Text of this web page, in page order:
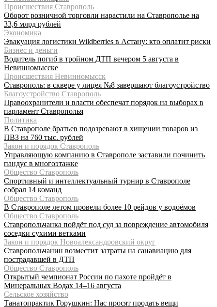
Происшествия Ставрополь
Оборот розничной торговли нарастили на Ставрополье на
33,6 млрд рублей
Экономика
Эвакуация логистики Wildberries в Астану: кто оплатит риски
Бизнес и деньги
Водитель погиб в тройном ДТП вечером 5 августа в
Невинномысске
Происшествия Невинномысск
Ставрополь: в сквере у лицея №8 завершают благоустройство
Благоустройство Ставрополь
Правоохранители и власти обеспечат порядок на выборах в
парламент Ставрополья
Политика
В Ставрополе братьев подозревают в хищении товаров из
ПВЗ на 760 тыс. рублей
Закон и порядок Ставрополь
Управляющую компанию в Ставрополе заставили починить
пандус в многоэтажке
Общество Ставрополь
Спортивный и интеллектуальный турнир в Ставрополе
собрал 14 команд
Общество Ставрополь
В Ставрополе летом провели более 10 рейдов у водоёмов
Общество Ставрополь
Ставропольчанка пойдёт под суд за повреждение автомобиля
соседки сухими ветками
Закон и порядок Новоалександровский округ
Ставропольчанин возместит затраты на санавиацию для
пострадавшей в ДТП
Общество Ставрополь
Открытый чемпионат России по пахоте пройдёт в
Минеральных Водах 14–16 августа
Сельское хозяйство
Танатопрактик Горушкин: Нас просят продать вещи